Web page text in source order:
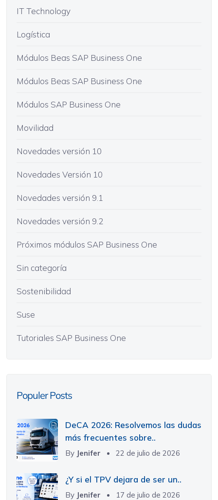
IT Technology
Logística
Módulos Beas SAP Business One
Módulos Beas SAP Business One
Módulos SAP Business One
Movilidad
Novedades versión 10
Novedades Versión 10
Novedades versión 9.1
Novedades versión 9.2
Próximos módulos SAP Business One
Sin categoría
Sostenibilidad
Suse
Tutoriales SAP Business One
Populer Posts
DeCA 2026: Resolvemos las dudas
más frecuentes sobre..
By Jenifer 22 de julio de 2026
¿Y si el TPV dejara de ser un..
By Jenifer 17 de julio de 2026